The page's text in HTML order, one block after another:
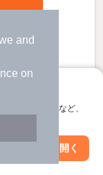
and
on
探し
気に入り保存など、
アプリを開く
葉線）
絞り込み条件を変更